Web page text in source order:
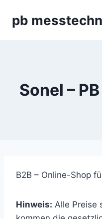
Inhaltpb
Sonel –
B2B – Online-Shop
Hinweis: Alle Preise